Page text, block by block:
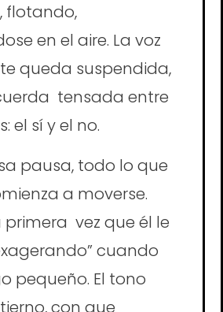
flotando,
en el aire. La voz
queda suspendida,
tensada entre
el sí y el no.
pausa, todo lo que
a moverse.
primera vez que él le
cuando
pequeño. El tono
con que